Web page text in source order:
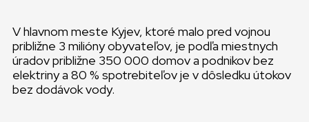
V hlavnom meste Kyjev, ktoré malo pred vojnou
približne 3 milióny obyvateľov, je podľa miestnych
úradov približne 350 000 domov a podnikov bez
elektriny a 80 % spotrebiteľov je v dôsledku útokov
bez dodávok vody.